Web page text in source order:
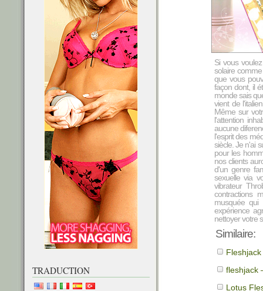
Si vous
solaire
que vous
façon dont, il
monde sais
vient de
Même sur
l'attention
aucune
l'esprit des
siècle. Je n'ai
pour les
nos clients
d'un genre
sexuelle via
vibrateur
contractions
musquée
expérience
nettoyer votre
Similaire:
fleshjack
Lotus
TRADUCTION